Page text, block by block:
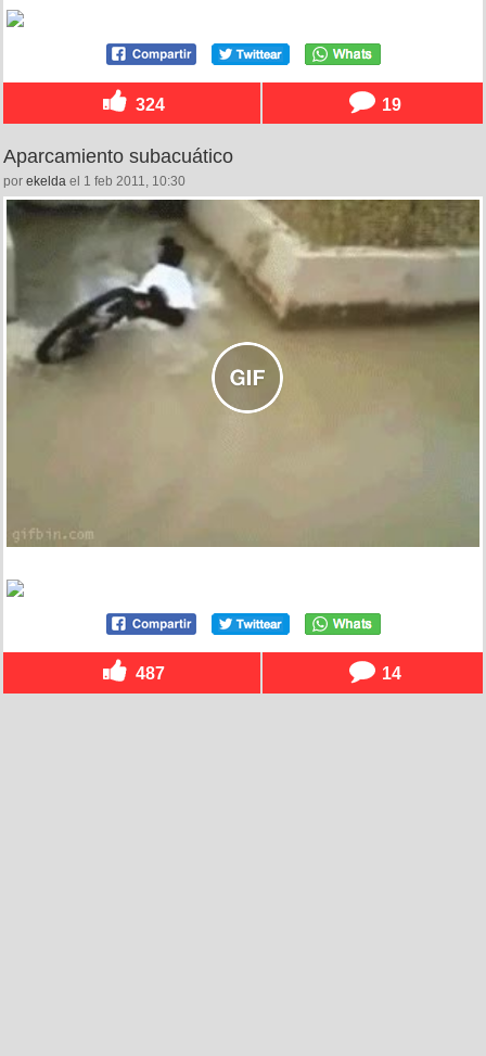
324 19
Aparcamiento subacuático
por ekelda el 1 feb 2011, 10:30
487 14